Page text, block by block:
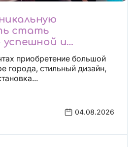
стать
успешной и
приобретение большой
города, стильный дизайн,
04.08.2026